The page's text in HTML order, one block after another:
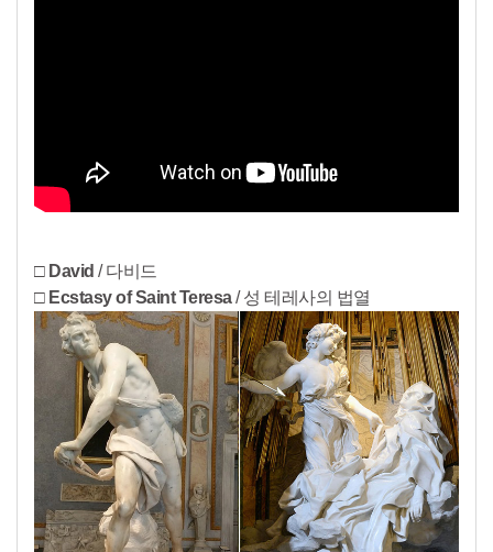
□ David / 다비드
□ Ecstasy of Saint Teresa/ 성 테레사의 법열